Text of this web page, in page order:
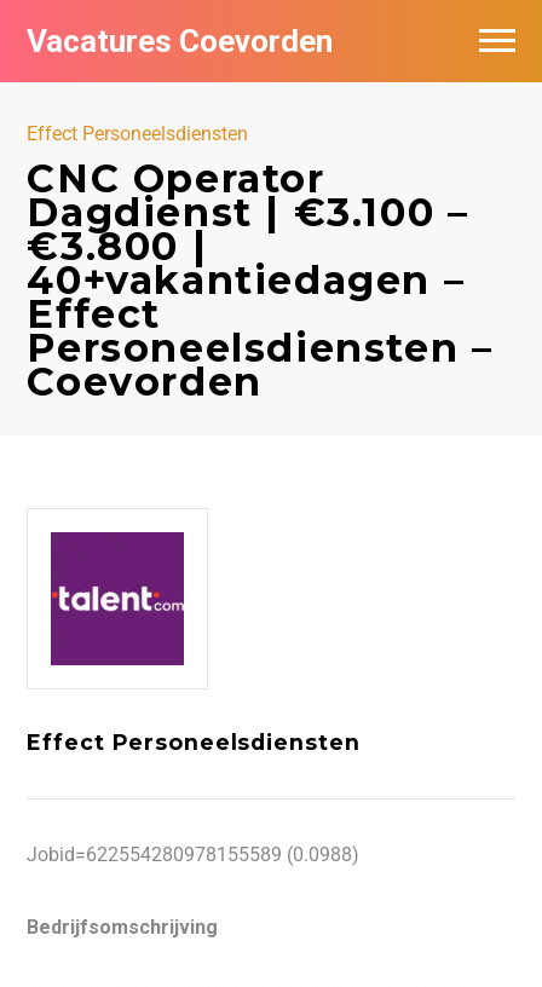
Vacatures Coevorden
Effect Personeelsdiensten
CNC Operator
Dagdienst | €3.100 –
€3.800 |
40+vakantiedagen –
Effect
Personeelsdiensten –
Coevorden
Effect Personeelsdiensten
Jobid=622554280978155589 (0.0988)
Bedrijfsomschrijving
Vacatures per bedrijf
Nieuwsbrief feed